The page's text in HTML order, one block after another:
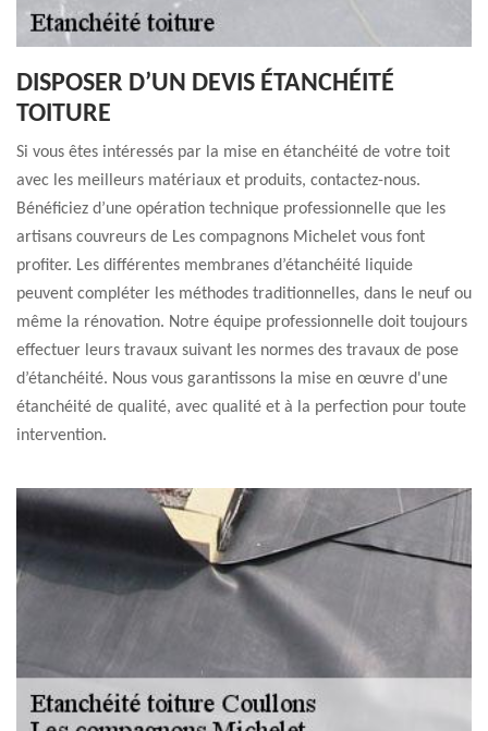
DISPOSER D’UN DEVIS ÉTANCHÉITÉ
TOITURE
Si vous êtes intéressés par la mise en étanchéité de votre toit
avec les meilleurs matériaux et produits, contactez-nous.
Bénéficiez d’une opération technique professionnelle que les
artisans couvreurs de Les compagnons Michelet vous font
profiter. Les différentes membranes d’étanchéité liquide
peuvent compléter les méthodes traditionnelles, dans le neuf ou
même la rénovation. Notre équipe professionnelle doit toujours
effectuer leurs travaux suivant les normes des travaux de pose
d’étanchéité. Nous vous garantissons la mise en œuvre d'une
étanchéité de qualité, avec qualité et à la perfection pour toute
intervention.